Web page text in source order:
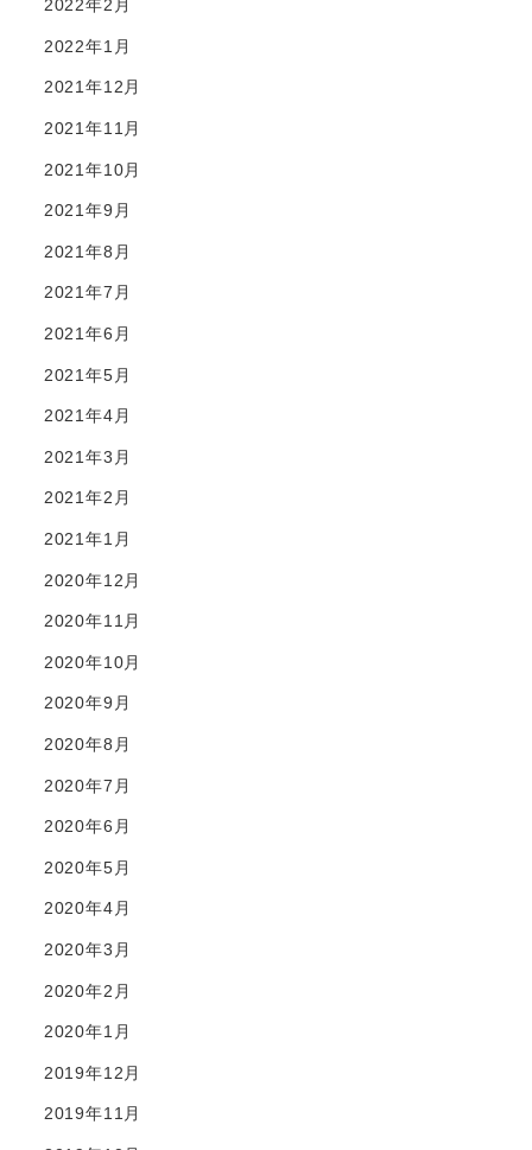
2022年2月
2022年1月
2021年12月
2021年11月
2021年10月
2021年9月
2021年8月
2021年7月
2021年6月
2021年5月
2021年4月
2021年3月
2021年2月
2021年1月
2020年12月
2020年11月
2020年10月
2020年9月
2020年8月
2020年7月
2020年6月
2020年5月
2020年4月
2020年3月
2020年2月
2020年1月
2019年12月
2019年11月